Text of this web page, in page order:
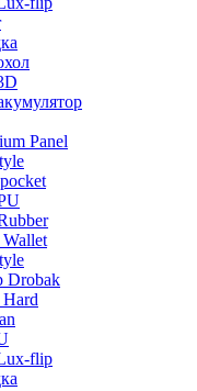
Panel
Drobak
Hard
flip